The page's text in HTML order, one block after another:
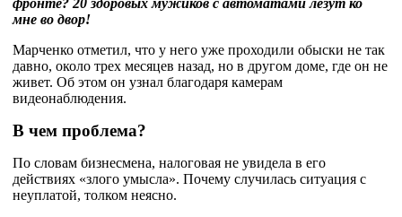
фронте? 20 здоровых мужиков с автоматами лезут ко
мне во двор!
Марченко отметил, что у него уже проходили обыски не так
давно, около трех месяцев назад, но в другом доме, где он не
живет. Об этом он узнал благодаря камерам
видеонаблюдения.
В чем проблема?
По словам бизнесмена, налоговая не увидела в его
действиях «злого умысла». Почему случилась ситуация с
неуплатой, толком неясно.